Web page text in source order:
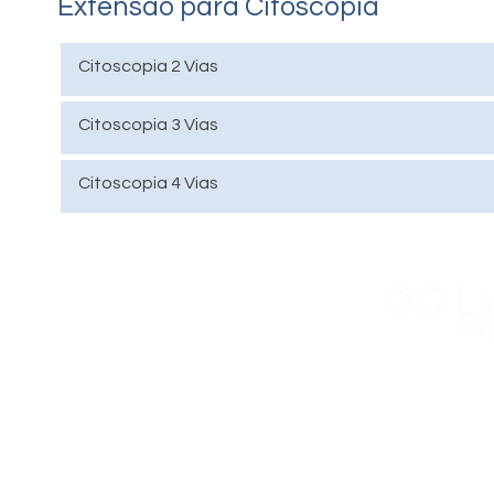
Extensão para Citoscopia
Citoscopia 2 Vias
Citoscopia 3 Vias
Citoscopia 4 Vias